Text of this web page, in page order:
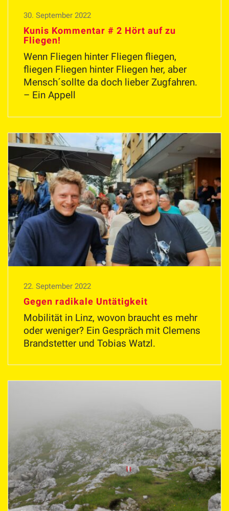
30. September 2022
Kunis Kommentar # 2 Hört auf zu
Fliegen!
Wenn Fliegen hinter Fliegen fliegen,
fliegen Fliegen hinter Fliegen her, aber
Mensch´sollte da doch lieber Zugfahren.
– Ein Appell
22. September 2022
Gegen radikale Untätigkeit
Mobilität in Linz, wovon braucht es mehr
oder weniger? Ein Gespräch mit Clemens
Brandstetter und Tobias Watzl.